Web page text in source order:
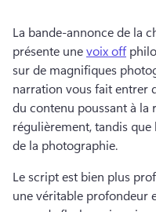
La bande-annonce de la
présente une voix off
sur de magnifiques
narration vous fait entrer
du contenu poussant à la
régulièrement, tandis
de la photographie.
Le script est bien plus
une véritable profondeur